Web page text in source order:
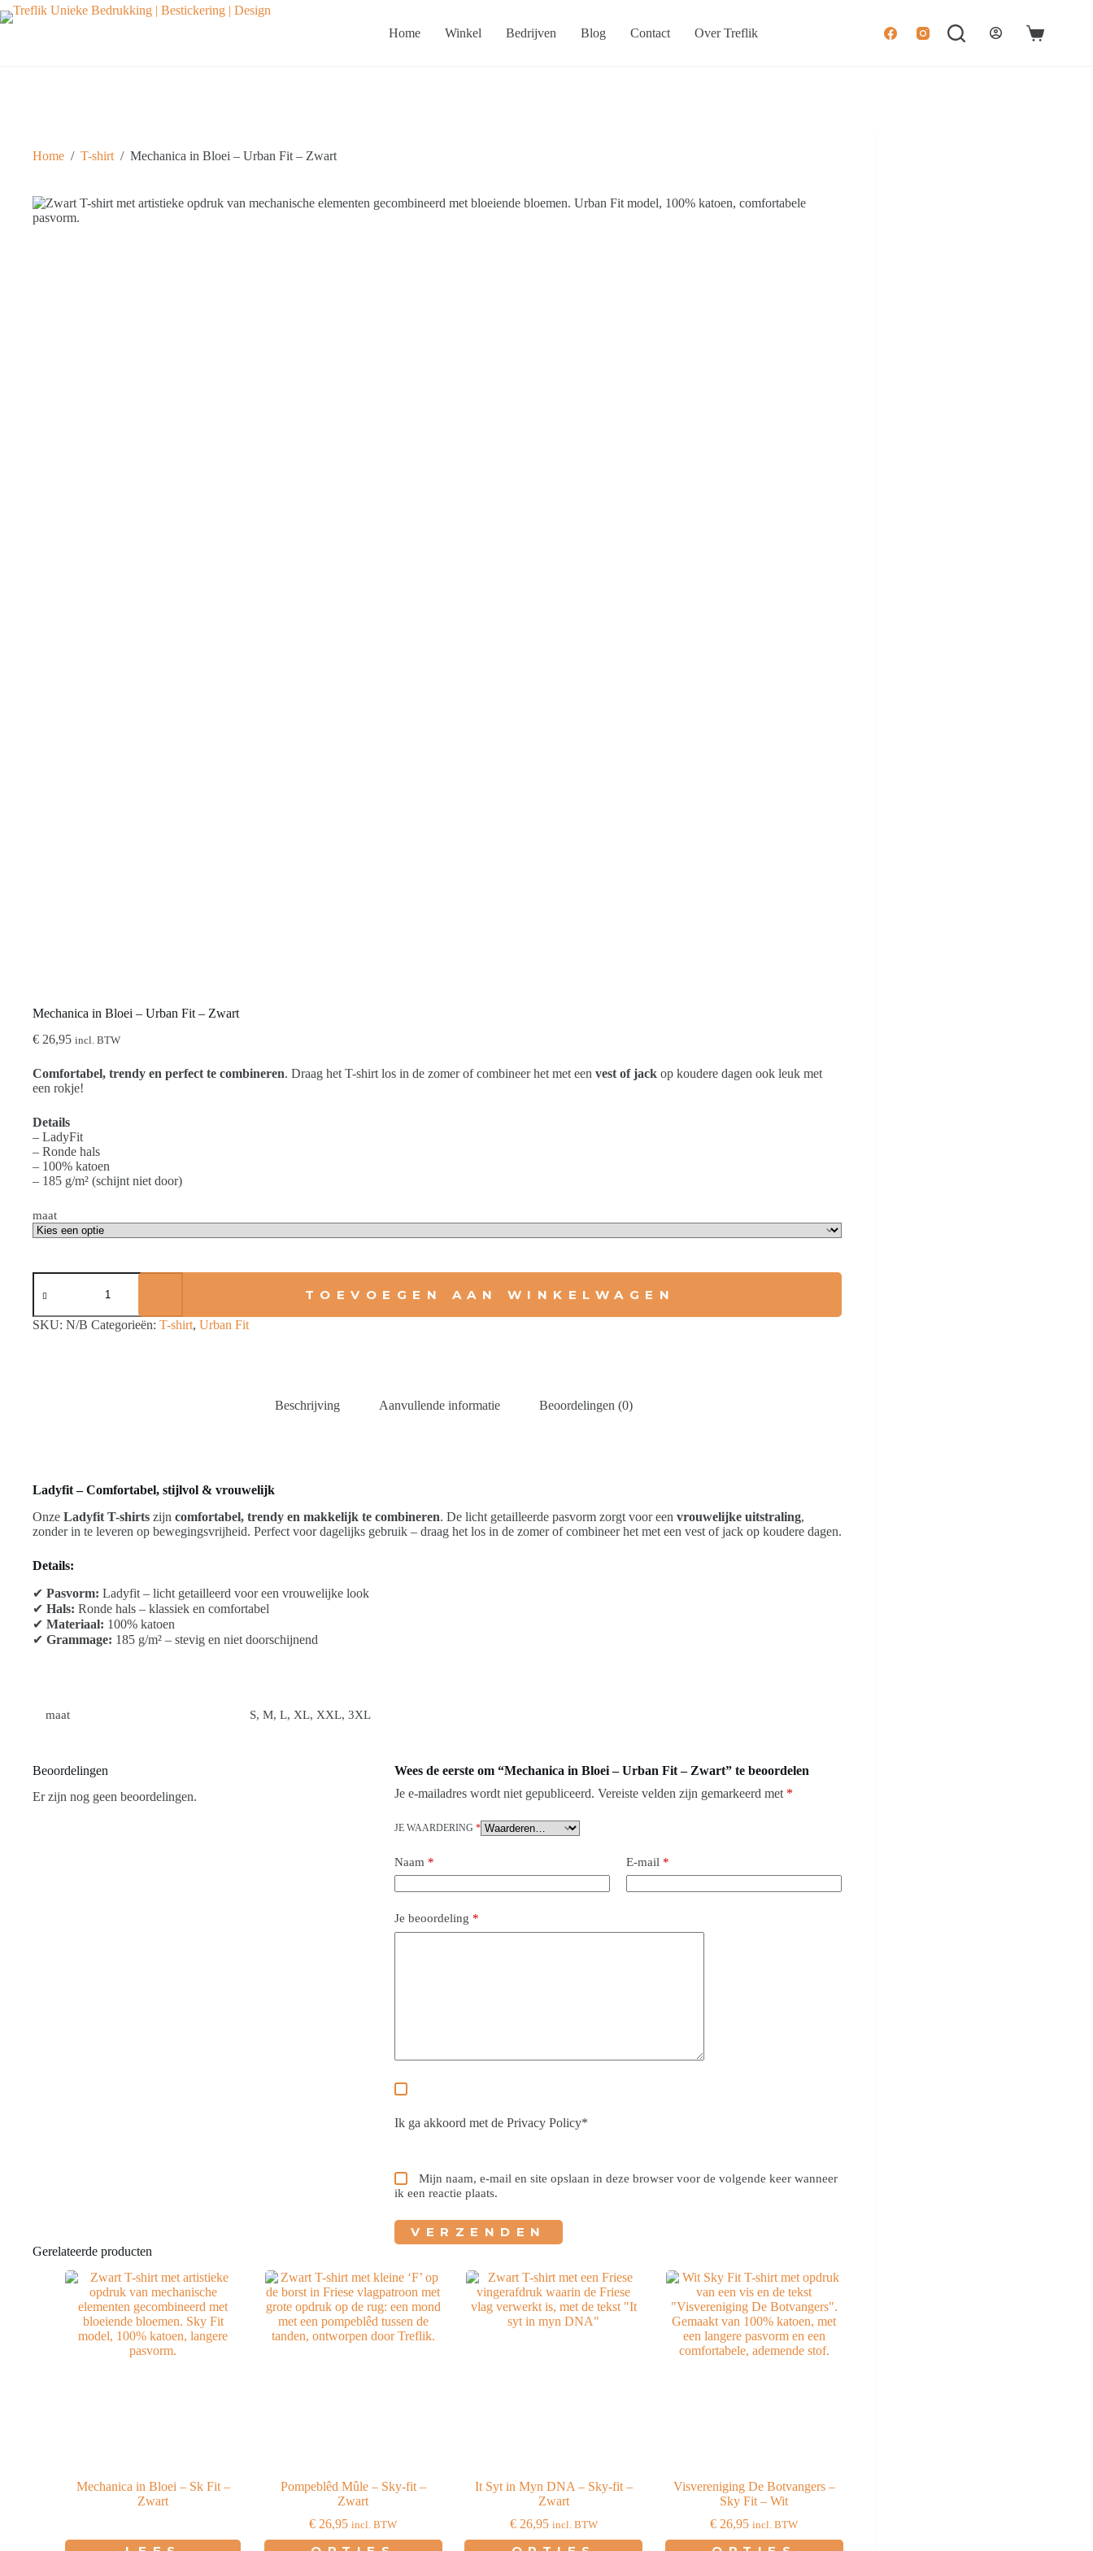
Ga
naar
Home Winkel Bedrijven Blog Contact Over Treflik
Home / T-shirt / Mechanica in Bloei – Urban Fit – Zwart
Mechanica in Bloei – Urban Fit – Zwart
€ 26,95 incl. BTW
Comfortabel, trendy en perfect te combineren. Draag het T-shirt los in de zomer of combineer het met een vest of jack op koudere dagen ook leuk met
een rokje!
Details
– LadyFit
– Ronde hals
– 100% katoen
– 185 g/m² (schijnt niet door)
maat
Mechanica
–
Urban
TOEVOEGEN AAN WINKELWAGEN
SKU: N/B Categorieën: T-shirt, Urban Fit
Beschrijving Aanvullende informatie Beoordelingen (0)
Ladyfit – Comfortabel, stijlvol & vrouwelijk
Onze Ladyfit T-shirts zijn comfortabel, trendy en makkelijk te combineren. De licht getailleerde pasvorm zorgt voor een vrouwelijke uitstraling,
zonder in te leveren op bewegingsvrijheid. Perfect voor dagelijks gebruik – draag het los in de zomer of combineer het met een vest of jack op koudere dagen.
Details:
✔ Pasvorm: Ladyfit – licht getailleerd voor een vrouwelijke look
✔ Hals: Ronde hals – klassiek en comfortabel
✔ Materiaal: 100% katoen
✔ Grammage: 185 g/m² – stevig en niet doorschijnend
maat S, M, L, XL, XXL, 3XL
Beoordelingen
Er zijn nog geen beoordelingen.
Wees de eerste om “Mechanica in Bloei – Urban Fit – Zwart” te beoordelen
Je e-mailadres wordt niet gepubliceerd. Vereiste velden zijn gemarkeerd met *
JE WAARDERING*
Naam * E-mail *
Je beoordeling *
Ik ga akkoord met dePrivacy Policy*
Mijn naam, e-mail en site opslaan in deze browser voor de volgende keer wanneer
ik een reactie plaats.
VERZENDEN
Gerelateerde producten
Mechanica in Bloei – Sk Fit –
Zwart
Pompeblêd Mûle – Sky-fit –
Zwart
€ 26,95 incl. BTW
Dit
It Syt in Myn DNA – Sky-fit –
Zwart
€26,95 incl. BTW
Dit
Visvereniging De Botvangers –
Sky Fit – Wit
€ 26,95 incl. BTW
Dit